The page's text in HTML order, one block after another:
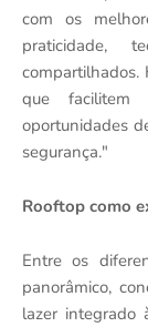
com os
praticidade,
compartilhados.
que facilitem
oportunidades
segurança."
Rooftop como
Entre os
panorâmico,
lazer integrado